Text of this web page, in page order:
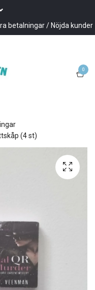
betalningar / Nöjda kunder
0
(4 st)